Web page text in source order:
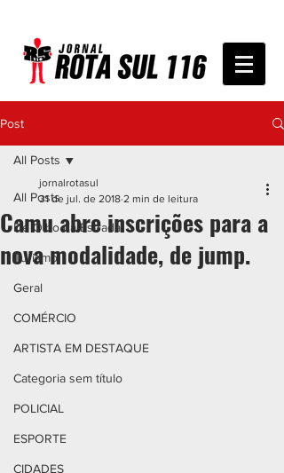
Post
All Posts
De Olho na Estrada
Turismo
Geral
COMÉRCIO
ARTISTA EM DESTAQUE
Categoria sem título
POLICIAL
ESPORTE
CIDADES
All Posts
Camu abre inscrições para a
nova modalidade, de jump.
jornalrotasul
31 de jul. de 2018 2 min de leitura